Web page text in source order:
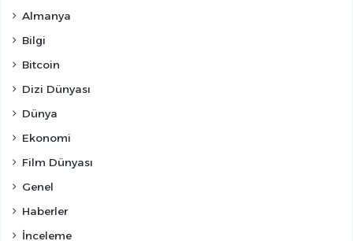
Almanya
Bilgi
Bitcoin
Dizi Dünyası
Dünya
Ekonomi
Film Dünyası
Genel
Haberler
İnceleme